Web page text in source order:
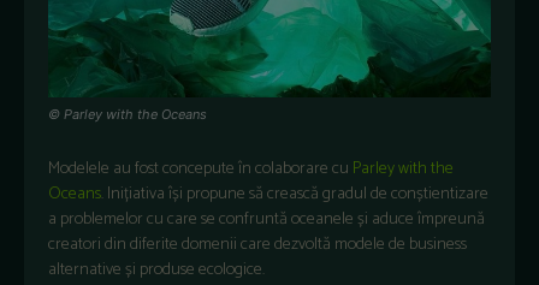
© Parley with the Oceans
Modelele au fost concepute în colaborare cu Parley with the
Oceans. Inițiativa își propune să crească gradul de conștientizare
a problemelor cu care se confruntă oceanele și aduce împreună
creatori din diferite domenii care dezvoltă modele de business
alternative și produse ecologice.